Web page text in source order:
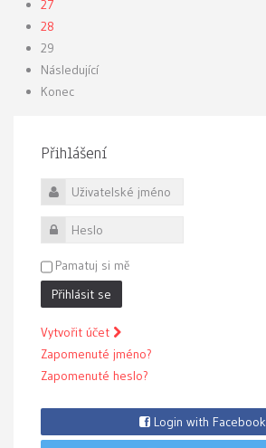
27
28
29
Následující
Konec
Přihlášení
Uživatelské jméno
Heslo
Pamatuj si mě
Přihlásit se
Vytvořit účet
Zapomenuté jméno?
Zapomenuté heslo?
Login with Facebook